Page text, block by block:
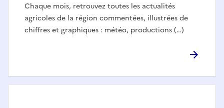
Chaque mois, retrouvez toutes les actualités
agricoles de la région commentées, illustrées de
chiffres et graphiques : météo, productions (…)